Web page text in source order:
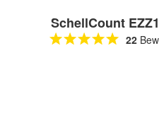
SchellCount
22